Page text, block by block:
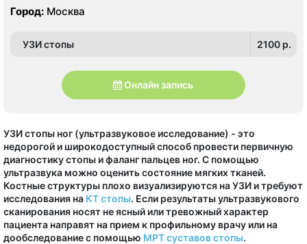
Город: Москва
УЗИ стопы 2100 p.
Онлайн запись
УЗИ стопы ног (ультразвуковое исследование) - это
недорогой и широкодоступный способ провести первичную
диагностику стопы и фаланг пальцев ног. С помощью
ультразвука можно оценить состояние мягких тканей.
Костные структуры плохо визуализируются на УЗИ и требуют
исследования на КТ стопы. Если результаты ультразвукового
сканирования носят не ясный или тревожный характер
пациента направят на прием к профильному врачу или на
дообследование с помощью МРТ суставов стопы.